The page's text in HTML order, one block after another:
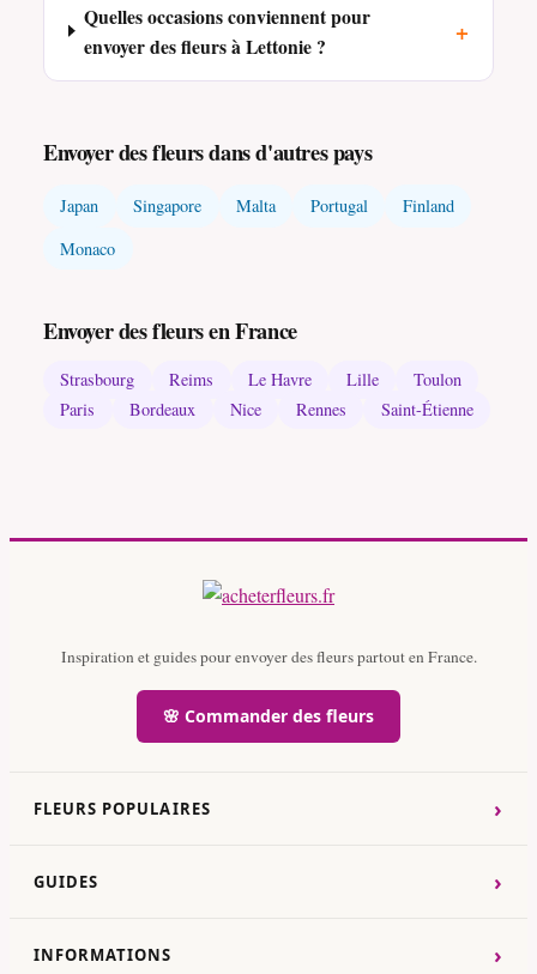
Quelles occasions conviennent pour
envoyer des fleurs à Lettonie ?
+
Envoyer des fleurs dans d'autres pays
Japan Singapore Malta Portugal
Finland
Monaco
Envoyer des fleurs en France
Strasbourg Reims Le Havre Lille
Toulon
Paris
Bordeaux Nice Rennes Saint-Étienne
Inspiration et guides pour envoyer des fleurs partout en France.
🌸 Commander des fleurs
FLEURS POPULAIRES ›
GUIDES ›
INFORMATIONS ›